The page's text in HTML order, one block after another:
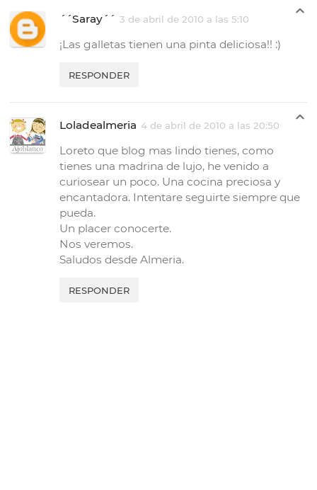
´´Saray´´ 3 de abril de 2010 a las 5:10
¡Las galletas tienen una pinta deliciosa!! :)
RESPONDER
Loladealmeria 4 de abril de 2010 a las 20:50
Loreto que blog mas lindo tienes, como
tienes una madrina de lujo, he venido a
curiosear un poco. Una cocina preciosa y
encantadora. Intentare seguirte siempre que
pueda.
Un placer conocerte.
Nos veremos.
Saludos desde Almeria.
RESPONDER